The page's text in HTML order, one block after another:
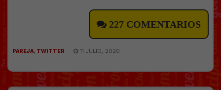
227 COMENTARIOS
PAREJA, TWITTER 11 JULIO, 2020